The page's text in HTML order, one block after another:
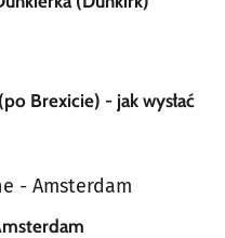
Brexicie) - jak wysłać